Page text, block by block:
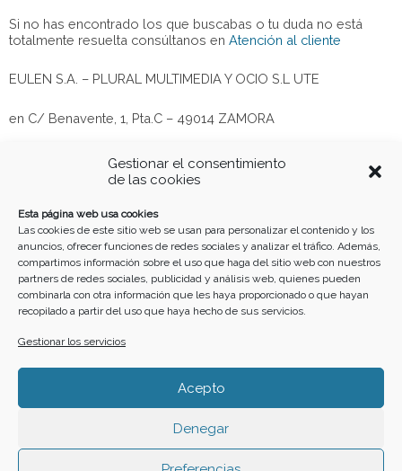
Gestionar el consentimiento
de las cookies
Esta página web usa cookies
Las cookies de este sitio web se usan para personalizar el contenido y los
anuncios, ofrecer funciones de redes sociales y analizar el tráfico. Además,
compartimos información sobre el uso que haga del sitio web con nuestros
partners de redes sociales, publicidad y análisis web, quienes pueden
combinarla con otra información que les haya proporcionado o que hayan
recopilado a partir del uso que haya hecho de sus servicios.
Gestionar los servicios
Acepto
Denegar
Si no has encontrado los que buscabas o tu duda no está
totalmente resuelta consúltanos en Atención al cliente
EULEN S.A. – PLURAL MULTIMEDIA Y OCIO S.L UTE
en C/ Benavente, 1, Pta.C – 49014 ZAMORA
Buscar
Home Cartelera Calendario Crea tu evento
e
I
s
t
a
t
t